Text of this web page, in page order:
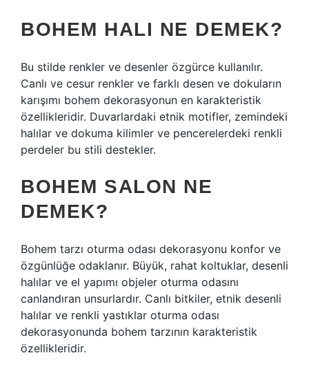
BOHEM HALI NE DEMEK?
Bu stilde renkler ve desenler özgürce kullanılır.
Canlı ve cesur renkler ve farklı desen ve dokuların
karışımı bohem dekorasyonun en karakteristik
özellikleridir. Duvarlardaki etnik motifler, zemindeki
halılar ve dokuma kilimler ve pencerelerdeki renkli
perdeler bu stili destekler.
BOHEM SALON NE
DEMEK?
Bohem tarzı oturma odası dekorasyonu konfor ve
özgünlüğe odaklanır. Büyük, rahat koltuklar, desenli
halılar ve el yapımı objeler oturma odasını
canlandıran unsurlardır. Canlı bitkiler, etnik desenli
halılar ve renkli yastıklar oturma odası
dekorasyonunda bohem tarzının karakteristik
özellikleridir.